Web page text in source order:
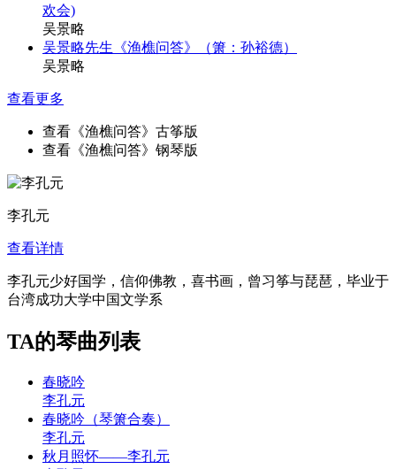
欢会)
吴景略
吴景略先生《渔樵问答》（箫：孙裕德）
吴景略
查看更多
查看《渔樵问答》古筝版
查看《渔樵问答》钢琴版
李孔元
查看详情
李孔元少好国学，信仰佛教，喜书画，曾习筝与琵琶，毕业于
台湾成功大学中国文学系
TA的琴曲列表
春晓吟
李孔元
春晓吟（琴箫合奏）
李孔元
秋月照怀——李孔元